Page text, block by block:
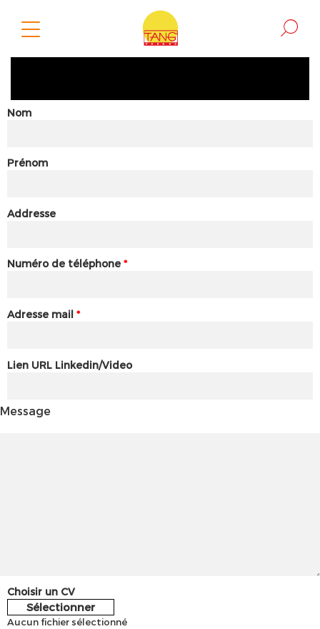
Nom
Prénom
Addresse
Numéro de téléphone *
Adresse mail *
Lien URL Linkedin/Video
Message
Choisir un CV
Sélectionner
Aucun fichier sélectionné